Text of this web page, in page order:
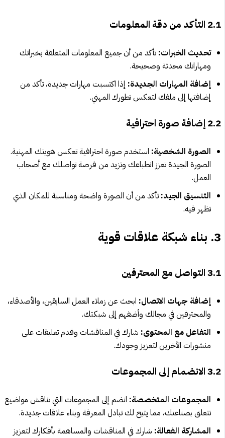
2.1 التأكد من دقة المعلومات
تحديث الخبرات: تأكد من أن جميع المعلومات المتعلقة بخبراتك
ومهاراتك محدثة وصحيحة.
إضافة المهارات الجديدة: إذا اكتسبت مهارات جديدة، تأكد من
إضافتها إلى ملفك لتعكس تطورك المهني.
2.2 إضافة صورة احترافية
الصورة الشخصية: استخدم صورة احترافية تعكس هويتك المهنية.
الصورة الجيدة تعزز انطباعك وتزيد من فرصة تواصلك مع أصحاب
العمل.
التنسيق الجيد: تأكد من أن الصورة واضحة ومناسبة للمكان الذي
تظهر فيه.
3. بناء شبكة علاقات قوية
3.1 التواصل مع المحترفين
إضافة جهات الاتصال: ابحث عن زملاء العمل السابقين، والأصدقاء،
والمحترفين في مجالك وأضفهم إلى شبكتك.
التفاعل مع المحتوى: شارك في المناقشات وقدم تعليقات على
منشورات الآخرين لتعزيز وجودك.
3.2 الانضمام إلى المجموعات
المجموعات المتخصصة: انضم إلى المجموعات التي تناقش مواضيع
تتعلق بصناعتك، مما يتيح لك تبادل المعرفة وبناء علاقات جديدة.
المشاركة الفعالة: شارك في المناقشات والمساهمة بأفكارك لتعزيز